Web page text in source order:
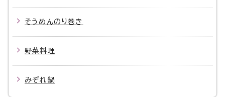
そうめんのり巻き
野菜料理
みぞれ鍋